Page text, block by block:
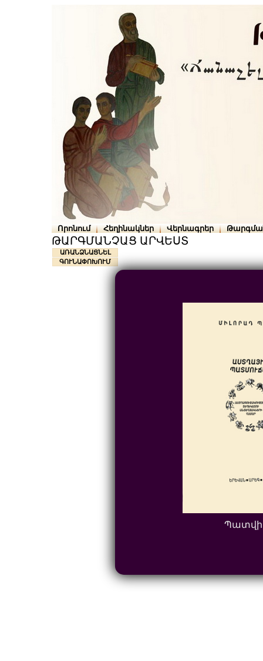
Որոնում Հեղինակներ Վերնագրեր
ԹԱՐԳՄԱՆՉԱՑ ԱՐՎԵՍՏ
ԱՌԱՆՁՆԱՑՆԵԼ
ԳՈՒՆԱՓՈԽՈՒՄ